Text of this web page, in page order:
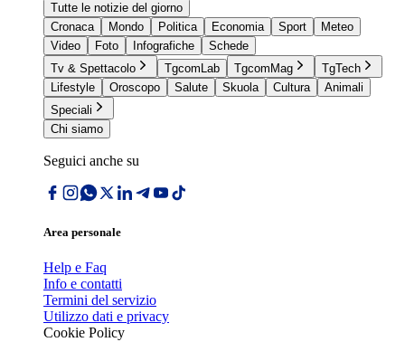
Tutte le notizie del giorno
Cronaca
Mondo Politica Economia Sport
Meteo
Video
Foto Infografiche
Schede
Tv & Spettacolo
TgcomLab TgcomMag
TgTech
Lifestyle
Oroscopo Salute Skuola Cultura
Animali
Speciali
Chi siamo
Seguici anche su
Area personale
Help e Faq
Info e contatti
Termini del servizio
Utilizzo dati e privacy
Cookie Policy